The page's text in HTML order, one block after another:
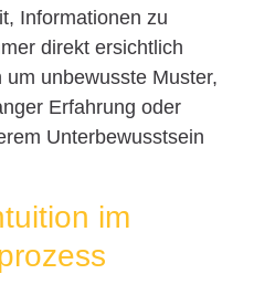
Informationen zu
direkt ersichtlich
unbewusste Muster,
Erfahrung oder
Unterbewusstsein
im